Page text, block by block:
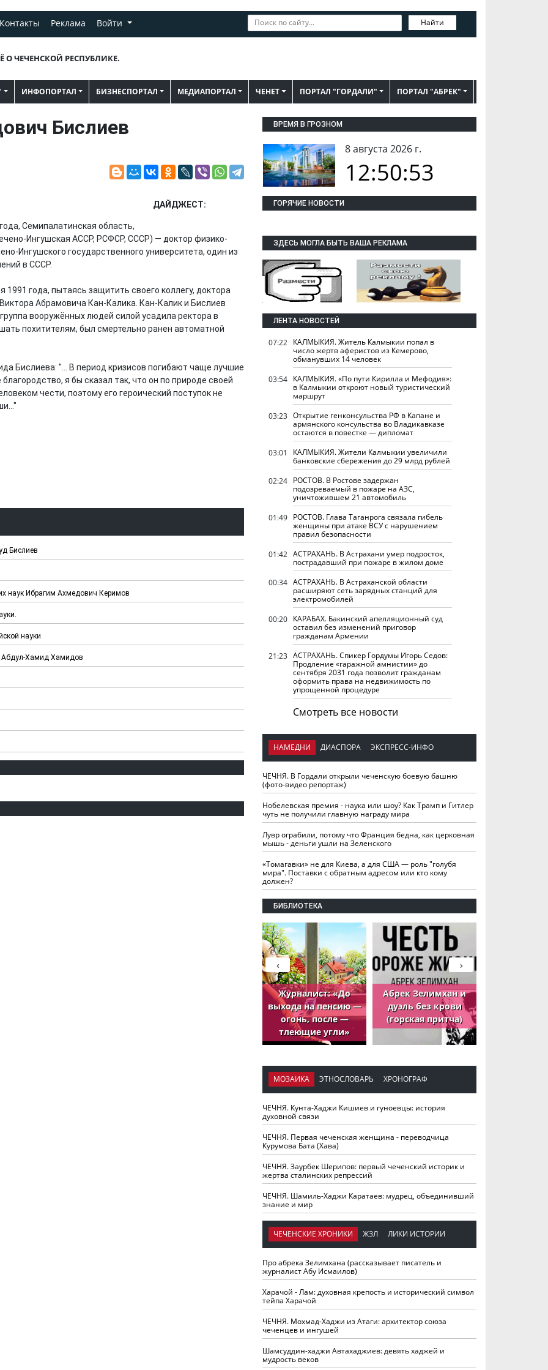
Контакты Реклама Войти Найти
О ЧЕЧЕНСКОЙ РЕСПУБЛИКЕ.
ИНФОПОРТАЛ БИЗНЕСПОРТАЛ МЕДИАПОРТАЛ ЧЕНЕТ ПОРТАЛ "ГОРДАЛИ" ПОРТАЛ "АБРЕК"
Бислиев
ДАЙДЖЕСТ:
Семипалатинская область,
Ингушская АССР, РСФСР, СССР) — доктор физико-
Ингушского государственного университета, один из
в СССР.
года, пытаясь защитить своего коллегу, доктора
Абрамовича Кан-Калика. Кан-Калик и Бислиев
вооружённых людей силой усадила ректора в
похитителям, был смертельно ранен автоматной
Бислиева: "… В период кризисов погибают чаще лучшие
я бы сказал так, что он по природе своей
чести, поэтому его героический поступок не
Бислиев
наук Ибрагим Ахмедович Керимов
науки
Абдул-Хамид Хамидов
ВРЕМЯ В ГРОЗНОМ
8 августа 2026 г.
12:50:54
ГОРЯЧИЕ НОВОСТИ
ЗДЕСЬ МОГЛА БЫТЬ ВАША РЕКЛАМА
ЛЕНТА НОВОСТЕЙ
07:22 КАЛМЫКИЯ. Житель Калмыкии попал в
число жертв аферистов из Кемерово,
обманувших 14 человек
03:54 КАЛМЫКИЯ. «По пути Кирилла и Мефодия»:
в Калмыкии откроют новый туристический
маршрут
03:23 Открытие генконсульства РФ в Капане и
армянского консульства во Владикавказе
остаются в повестке — дипломат
03:01
КАЛМЫКИЯ. Жители Калмыкии увеличили
банковские сбережения до 29 млрд рублей
02:24 РОСТОВ. В Ростове задержан
подозреваемый в пожаре на АЗС,
уничтожившем 21 автомобиль
01:49 РОСТОВ. Глава Таганрога связала гибель
женщины при атаке ВСУ с нарушением
правил безопасности
01:42 АСТРАХАНЬ. В Астрахани умер подросток,
пострадавший при пожаре в жилом доме
00:34 АСТРАХАНЬ. В Астраханской области
расширяют сеть зарядных станций для
электромобилей
00:20 КАРАБАХ. Бакинский апелляционный суд
оставил без изменений приговор
гражданам Армении
21:23 АСТРАХАНЬ. Спикер Гордумы Игорь Седов:
Продление «гаражной амнистии» до
сентября 2031 года позволит гражданам
оформить права на недвижимость по
упрощенной процедуре
Смотреть все новости
НАМЕДНИ ДИАСПОРА ЭКСПРЕСС-ИНФО
ЧЕЧНЯ. В Гордали открыли чеченскую боевую башню
(фото-видео репортаж)
Нобелевская премия - наука или шоу? Как Трамп и Гитлер
чуть не получили главную награду мира
Лувр ограбили, потому что Франция бедна, как церковная
мышь - деньги ушли на Зеленского
«Томагавки» не для Киева, а для США — роль "голубя
мира". Поставки с обратным адресом или кто кому
должен?
БИБЛИОТЕКА
Журналист: «До
выхода на пенсию —
огонь, после —
тлеющие угли»
Абрек Зелимхан и
дуэль без крови
(горская притча)
›
‹
МОЗАИКА ЭТНОСЛОВАРЬ ХРОНОГРАФ
ЧЕЧНЯ. Кунта-Хаджи Кишиев и гуноевцы: история
духовной связи
ЧЕЧНЯ. Первая чеченская женщина - переводчица
Курумова Бата (Хава)
ЧЕЧНЯ. Заурбек Шерипов: первый чеченский историк и
жертва сталинских репрессий
ЧЕЧНЯ. Шамиль-Хаджи Каратаев: мудрец, объединивший
знание и мир
ЧЕЧЕНСКИЕ ХРОНИКИ ЖЗЛ ЛИКИ ИСТОРИИ
Про абрека Зелимхана (рассказывает писатель и
журналист Абу Исмаилов)
Харачой - Лам: духовная крепость и исторический символ
тейпа Харачой
ЧЕЧНЯ. Мохмад-Хаджи из Атаги: архитектор союза
чеченцев и ингушей
Шамсуддин-хаджи Автахаджиев: девять хаджей и
мудрость веков